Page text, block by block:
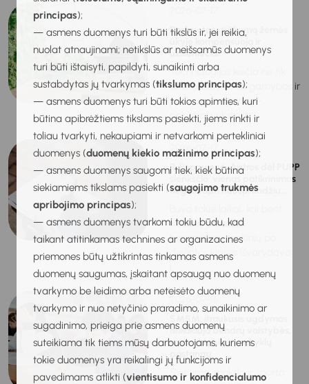
principas);
— asmens duomenys turi būti tikslūs ir, jei reikia,
nuolat atnaujinami; netikslūs ar neišsamūs duomenys
turi būti ištaisyti, papildyti, sunaikinti arba
sustabdytas jų tvarkymas (tikslumo principas);
— asmens duomenys turi būti tokios apimties, kuri
būtina apibrėžtiems tikslams pasiekti, jiems rinkti ir
toliau tvarkyti, nekaupiami ir netvarkomi pertekliniai
duomenys (duomenų kiekio mažinimo principas);
— asmens duomenys saugomi tiek, kiek būtina
siekiamiems tikslams pasiekti (saugojimo trukmės
apribojimo principas);
— asmens duomenys tvarkomi tokiu būdu, kad
taikant atitinkamas technines ar organizacines
priemones būtų užtikrintas tinkamas asmens
duomenų saugumas, įskaitant apsaugą nuo duomenų
tvarkymo be leidimo arba neteisėto duomenų
tvarkymo ir nuo netyčinio praradimo, sunaikinimo ar
sugadinimo, prieiga prie asmens duomenų
suteikiama tik tiems mūsų darbuotojams, kuriems
tokie duomenys yra reikalingi jų funkcijoms ir
pavedimams atlikti (vientisumo ir konfidencialumo
Darbuotojų trūkumą žemės
ūkyje kompensuoja ir
užsieniečiai
Technologijos keičia ne tik
didžiausius šalies gamybos ir
paslaugų sektorius –
pokyčiai vyksta ir...
2026-07-17
R. Popovienė. Aistros dėl PUPP
slenksčio: vienas patikrinimas
negali tapti nuosprendžiu...
trečdalį prasčiau
besimokusių mokinių po
devintos klasės išvarydavo
ŠMSM: įtraukusis ugdymas
reikalauja bendrų valstybės,
savivaldybių ir mokyklų
pastangų
Švietimo, mokslo ir sporto